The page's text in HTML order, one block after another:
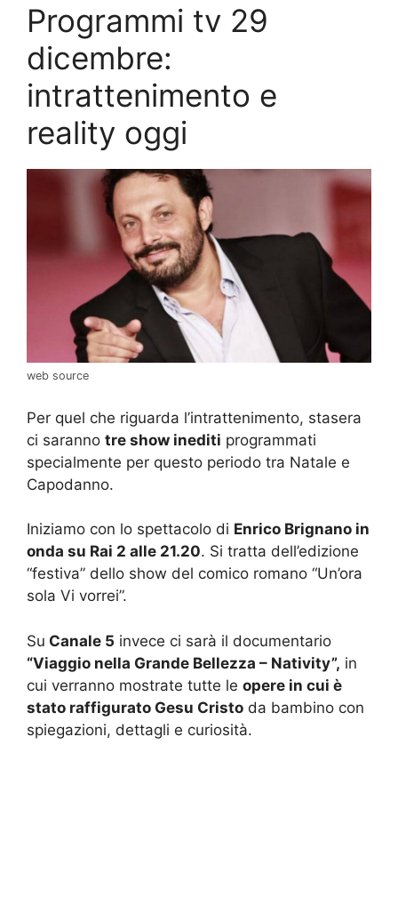
Programmi tv 29
dicembre:
intrattenimento e
reality oggi
web source
Per quel che riguarda l’intrattenimento, stasera
ci saranno tre show inediti programmati
specialmente per questo periodo tra Natale e
Capodanno.
Iniziamo con lo spettacolo di Enrico Brignano in
onda su Rai 2 alle 21.20. Si tratta dell’edizione
“festiva” dello show del comico romano “Un’ora
sola Vi vorrei”.
Su Canale 5 invece ci sarà il documentario
“Viaggio nella Grande Bellezza – Nativity”, in
cui verranno mostrate tutte le opere in cui è
stato raffigurato Gesu Cristo da bambino con
spiegazioni, dettagli e curiosità.